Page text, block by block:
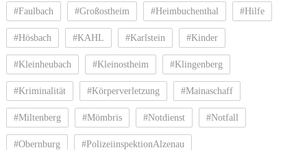
#Faulbach #Großostheim #Heimbuchenthal #Hilfe
#Hösbach #KAHL #Karlstein #Kinder
#Kleinheubach #Kleinostheim #Klingenberg
#Kriminalität #Körperverletzung #Mainaschaff
#Miltenberg #Mömbris #Notdienst #Notfall
#Obernburg #PolizeiinspektionAlzenau